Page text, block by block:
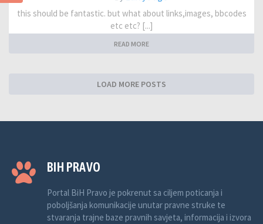
this should be fantastic. but what about links,images, bbcodes
etc etc? [...]
READ MORE
LOAD MORE POSTS
BIH PRAVO
Portal BiH Pravo je pokrenut sa ciljem poticanja i
poboljšanja komunikacije unutar pravne struke te
stvaranja trajne baze pravnih savjeta, informacija i izvora